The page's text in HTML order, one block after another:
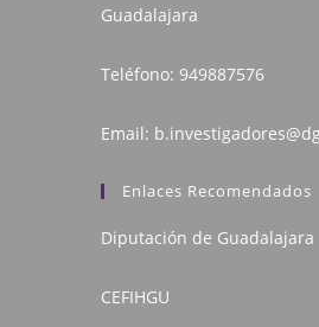
Guadalajara
Teléfono: 949887576
Email:
Enlaces Recomendados
Diputación de Guadalajara
CEFIHGU